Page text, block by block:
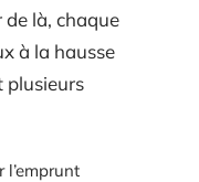
là, chaque
à la hausse
plusieurs
l’emprunt